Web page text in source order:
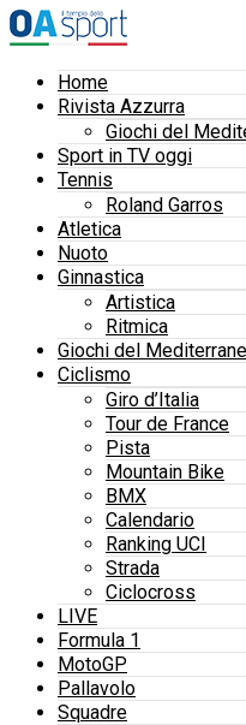
Home
Rivista Azzurra
Giochi del
Sport in TV oggi
Tennis
Roland Garros
Atletica
Nuoto
Ginnastica
Artistica
Ritmica
Giochi del
Ciclismo
Giro d’Italia
Tour de France
Pista
Mountain Bike
BMX
Calendario
Ranking UCI
Strada
Ciclocross
LIVE
Formula 1
MotoGP
Pallavolo
Squadre